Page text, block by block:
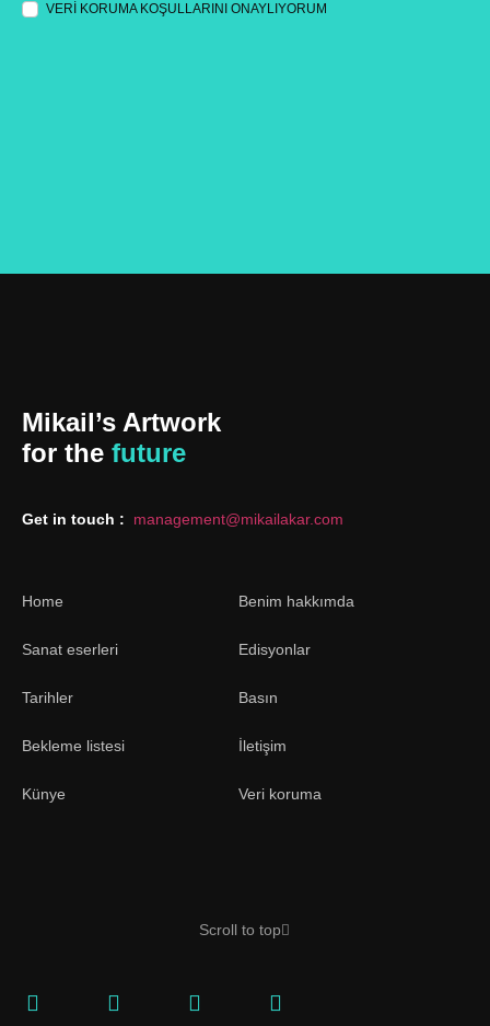
VERİ KORUMA KOŞULLARINI ONAYLIYORUM
Mikail’s Artwork
for the future
Get in touch : management@mikailakar.com
Home Benim hakkımda
Sanat eserleri Edisyonlar
Tarihler Basın
Bekleme listesi İletişim
Künye Veri koruma
Scroll to top